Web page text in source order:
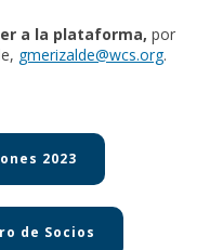
a la plataforma, por
gmerizalde@wcs.org.
2023
de Socios